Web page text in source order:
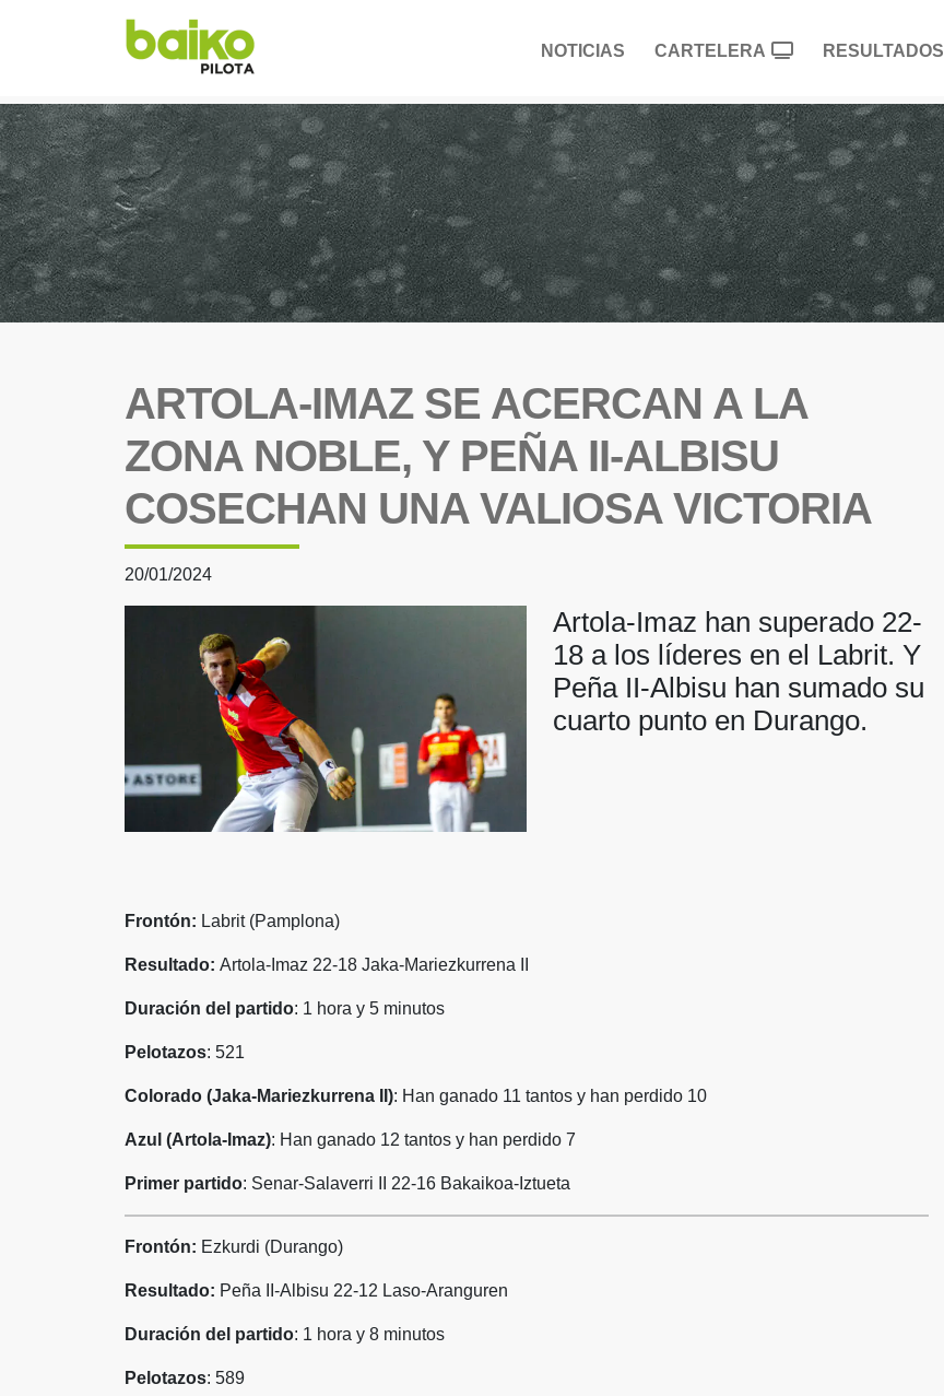
NOTICIAS CARTELERA RESULTADOS
ARTOLA-IMAZ SE ACERCAN A LA
ZONA NOBLE, Y PEÑA II-ALBISU
COSECHAN UNA VALIOSA VICTORIA
20/01/2024
Artola-Imaz han superado 22-
18 a los líderes en el Labrit. Y
Peña II-Albisu han sumado su
cuarto punto en Durango.
Frontón: Labrit (Pamplona)
Resultado: Artola-Imaz 22-18 Jaka-Mariezkurrena II
Duración del partido: 1 hora y 5 minutos
Pelotazos: 521
Colorado (Jaka-Mariezkurrena II): Han ganado 11 tantos y han perdido 10
Azul (Artola-Imaz): Han ganado 12 tantos y han perdido 7
Primer partido: Senar-Salaverri II 22-16 Bakaikoa-Iztueta
Frontón: Ezkurdi (Durango)
Resultado: Peña II-Albisu 22-12 Laso-Aranguren
Duración del partido: 1 hora y 8 minutos
Pelotazos: 589